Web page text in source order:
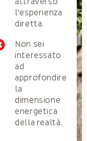
l'esperienza
diretta.
Non sei
interessato
ad
approfondire
la
dimensione
energetica
della realtà.